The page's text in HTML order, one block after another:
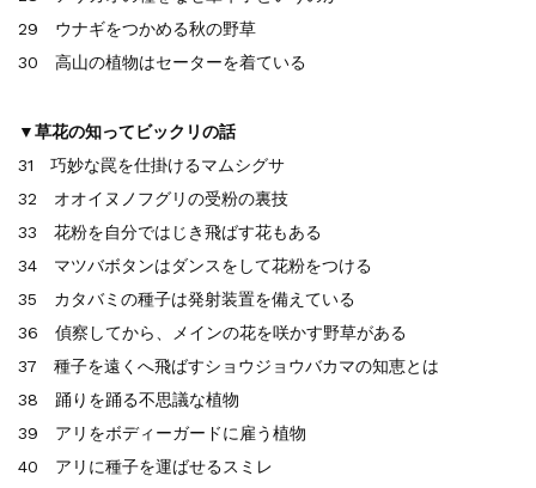
29 ウナギをつかめる秋の野草
30 高山の植物はセーターを着ている
▼草花の知ってビックリの話
31 巧妙な罠を仕掛けるマムシグサ
32 オオイヌノフグリの受粉の裏技
33 花粉を自分ではじき飛ばす花もある
34 マツバボタンはダンスをして花粉をつける
35 カタバミの種子は発射装置を備えている
36 偵察してから、メインの花を咲かす野草がある
37 種子を遠くへ飛ばすショウジョウバカマの知恵とは
38 踊りを踊る不思議な植物
39 アリをボディーガードに雇う植物
40 アリに種子を運ばせるスミレ